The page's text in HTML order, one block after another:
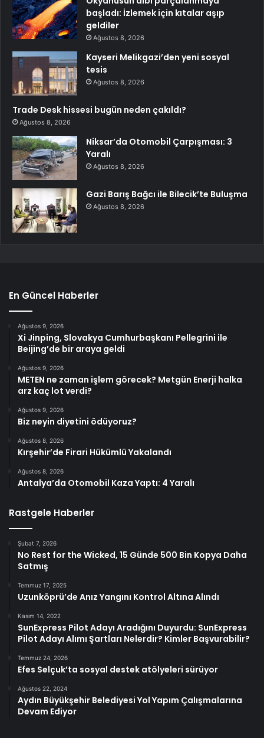
başladı: İzlemek için kıtalar aşıp
geldiler
Ağustos 8, 2026
Kayseri Melikgazi’den yeni sosyal
tesis
Ağustos 8, 2026
Trade Desk hissesi bugün neden çakıldı?
Ağustos 8, 2026
Niksar’da Otomobil Çarpışması: 3
Yaralı
Ağustos 8, 2026
Gazi Barış Bağcı ile Bilecik’te Buluşma
Ağustos 8, 2026
En Güncel Haberler
Ağustos 9, 2026
Xi Jinping, Slovakya Cumhurbaşkanı Pellegrini ile
Beijing’de bir araya geldi
Ağustos 9, 2026
METEN ne zaman işlem görecek? Metgün Enerji halka
arz kaç lot verdi?
Ağustos 9, 2026
Biz neyin diyetini ödüyoruz?
Ağustos 8, 2026
Kırşehir’de Firari Hükümlü Yakalandı
Ağustos 8, 2026
Antalya’da Otomobil Kaza Yaptı: 4 Yaralı
Rastgele Haberler
Şubat 7, 2026
No Rest for the Wicked, 15 Günde 500 Bin Kopya Daha
Satmış
Temmuz 17, 2025
Uzunköprü’de Anız Yangını Kontrol Altına Alındı
Kasım 14, 2022
SunExpress Pilot Adayı Aradığını Duyurdu: SunExpress
Pilot Adayı Alımı Şartları Nelerdir? Kimler Başvurabilir?
Temmuz 24, 2026
Efes Selçuk’ta sosyal destek atölyeleri sürüyor
Ağustos 22, 2024
Aydın Büyükşehir Belediyesi Yol Yapım Çalışmalarına
Devam Ediyor